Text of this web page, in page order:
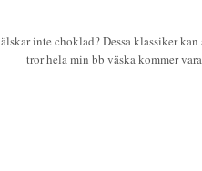
inte choklad? Dessa klassiker
tror hela min bb väska kommer